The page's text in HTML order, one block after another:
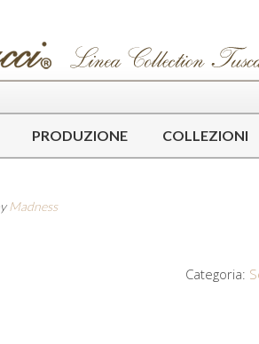
PRODUZIONE COLLEZIONI
Madness
Categoria: